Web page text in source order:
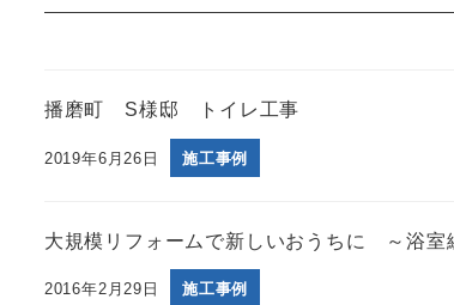
播磨町 S様邸 トイレ工事
2019年6月26日 施工事例
大規模リフォームで新しいおうちに ～浴室
2016年2月29日 施工事例